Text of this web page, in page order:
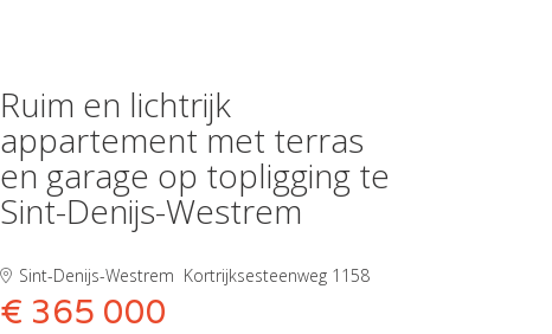
Sint-Denijs-Westrem Kortrijksesteenweg 1158
€ 365 000
Ruim en lichtrijk
appartement met terras
en garage op topligging te
Sint-Denijs-Westrem